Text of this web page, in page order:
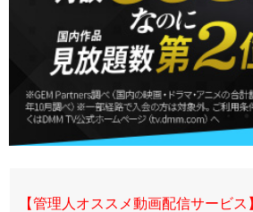
【管理人オススメ動画配信サービス